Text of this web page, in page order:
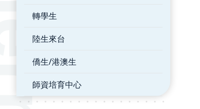
轉學生
陸生來台
僑生/港澳生
師資培育中心